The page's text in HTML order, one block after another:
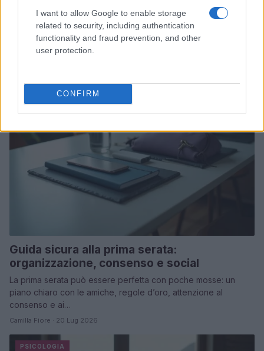
I want to allow Google to enable storage
related to security, including authentication
functionality and fraud prevention, and other
user protection.
CONFIRM
Al Giffoni Film Festival è stato presentato Effetto Domino, un
docu-reality che esplora emozioni universali attraverso le
storie di trenta giovani. Scopri…
PSICOLOGIA
Guida sicura alla prima serata:
organizzazione, consenso e social
La prima serata può essere perfetta con poche mosse: un
piano chiaro con le amiche, regole d’oro, attenzione al
consenso e ai…
Camilla Fiore · 20 Lug 2026
PSICOLOGIA